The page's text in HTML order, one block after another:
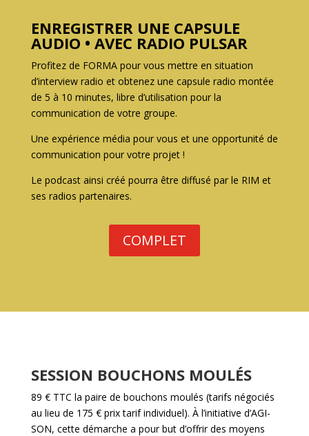
ENREGISTRER UNE CAPSULE
AUDIO • AVEC RADIO PULSAR
Profitez de FORMA pour vous mettre en situation
d’interview radio et obtenez une capsule radio montée
de 5 à 10 minutes, libre d’utilisation pour la
communication de votre groupe.
Une expérience média pour vous et une opportunité de
communication pour votre projet !
Le podcast ainsi créé pourra être diffusé par le RIM et
ses radios partenaires.
COMPLET
SESSION BOUCHONS MOULÉS
89 € TTC la paire de bouchons moulés (tarifs négociés
au lieu de 175 € prix tarif individuel). À l’initiative d’AGI-
SON, cette démarche a pour but d’offrir des moyens